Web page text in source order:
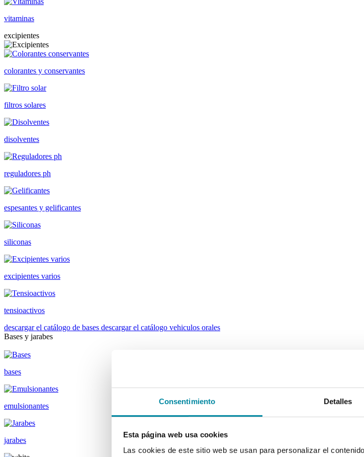
Consentimiento Detalles
Esta página web usa cookies
Las cookies de este sitio web se usan para personalizar el
vitaminas
excipientes
colorantes y conservantes
filtros solares
disolventes
reguladores ph
espesantes y gelificantes
siliconas
excipientes varios
tensioactivos
descargar el catálogo de bases descargar el catálogo vehiculos orales
Bases y jarabes
bases
emulsionantes
jarabes